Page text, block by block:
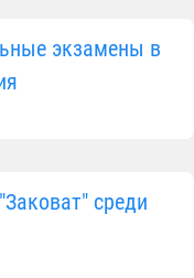
экзамены в
среди